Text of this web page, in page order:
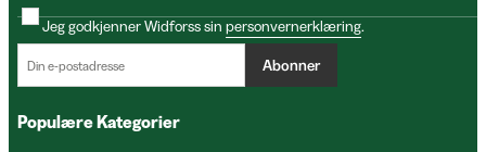
Jeg godkjenner Widforss sin personvernerklæring.
Abonner
Populære Kategorier